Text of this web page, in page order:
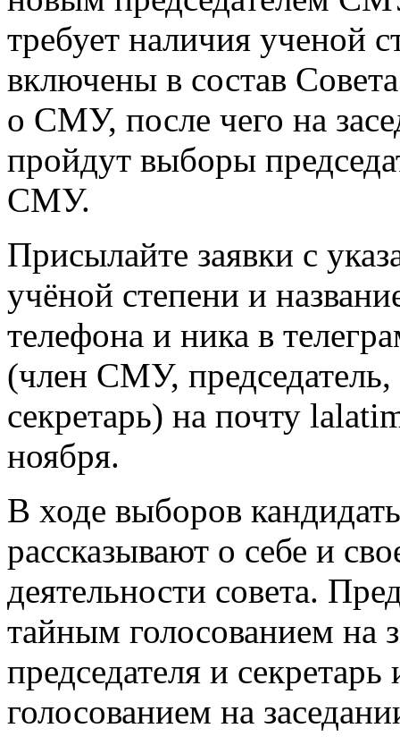
требует наличия ученой
включены в состав
о СМУ, после чего на
пройдут выборы
СМУ.
Присылайте заявки с
учёной степени и
телефона и ника в
(член СМУ, председатель,
секретарь) на почту
ноября.
В ходе выборов
рассказывают о себе и
деятельности совета.
тайным голосованием на
председателя и
голосованием на